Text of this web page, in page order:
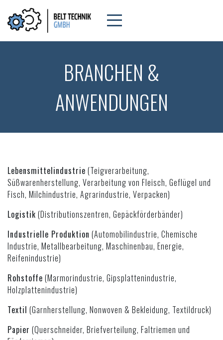
BRANCHEN &
ANWENDUNGEN
Lebensmittelindustrie (Teigverarbeitung,
Süßwarenherstellung, Verarbeitung von Fleisch, Geflügel und
Fisch, Milchindustrie, Agrarindustrie, Verpacken)
Logistik (Distributionszentren, Gepäckförderbänder)
Industrielle Produktion (Automobilindustrie, Chemische
Industrie, Metallbearbeitung, Maschinenbau, Energie,
Reifenindustrie)
Rohstoffe (Marmorindustrie, Gipsplattenindustrie,
Holzplattenindustrie)
Textil (Garnherstellung, Nonwoven & Bekleidung, Textildruck)
Papier (Querschneider, Briefverteilung, Faltriemen und